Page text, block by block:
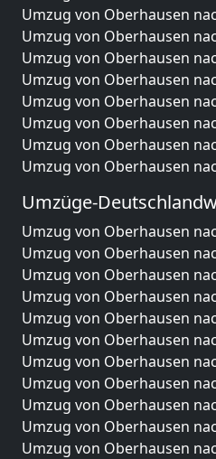
Umzug von Oberhausen
Umzug von Oberhausen
Umzug von Oberhausen
Umzug von Oberhausen
Umzug von Oberhausen
Umzug von Oberhausen
Umzug von Oberhausen
Umzug von Oberhausen
Umzüge-
Umzug von Oberhausen
Umzug von Oberhausen
Umzug von Oberhausen
Umzug von Oberhausen
Umzug von Oberhausen
Umzug von Oberhausen
Umzug von Oberhausen
Umzug von Oberhausen
Umzug von Oberhausen
Umzug von Oberhausen
Umzug von Oberhausen